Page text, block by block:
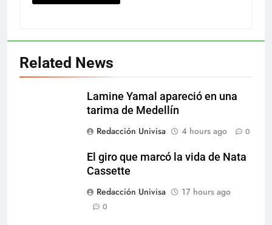
Related News
Lamine Yamal apareció en una
tarima de Medellín
Redacción Univisa
4 hours ago 0
El giro que marcó la vida de Nata
Cassette
Redacción Univisa
17 hours ago
0